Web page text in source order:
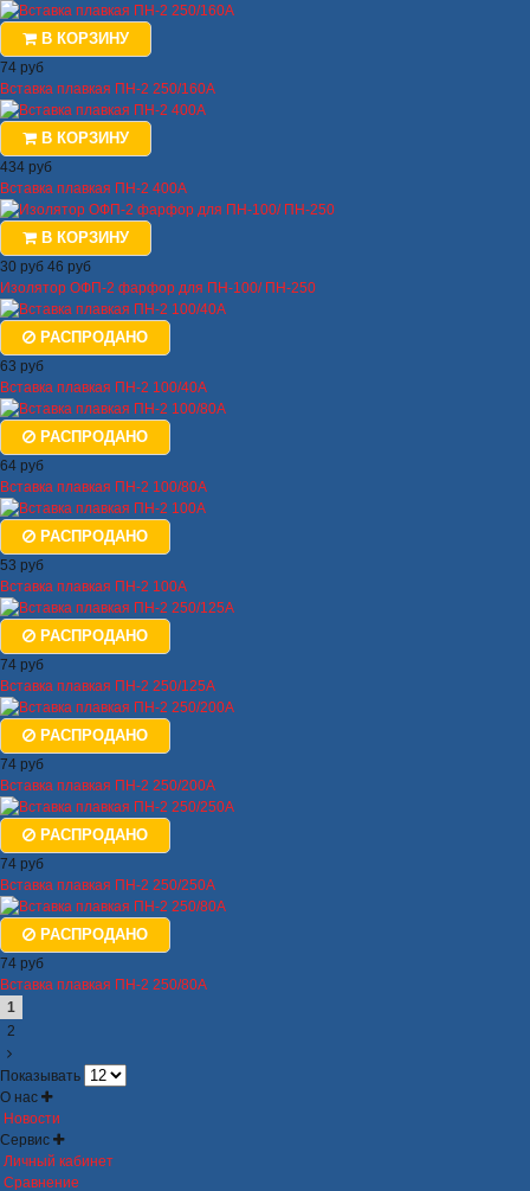
В КОРЗИНУ
74 руб
Вставка плавкая ПН-2 250/160А
В КОРЗИНУ
434 руб
Вставка плавкая ПН-2 400А
В КОРЗИНУ
30 руб 46 руб
Изолятор ОФП-2 фарфор для ПН-100/ ПН-250
РАСПРОДАНО
63 руб
Вставка плавкая ПН-2 100/40А
РАСПРОДАНО
64 руб
Вставка плавкая ПН-2 100/80А
РАСПРОДАНО
53 руб
Вставка плавкая ПН-2 100А
РАСПРОДАНО
74 руб
Вставка плавкая ПН-2 250/125А
РАСПРОДАНО
74 руб
Вставка плавкая ПН-2 250/200А
РАСПРОДАНО
74 руб
Вставка плавкая ПН-2 250/250А
РАСПРОДАНО
74 руб
Вставка плавкая ПН-2 250/80А
1
2
Показывать
О нас
Новости
Сервис
Личный кабинет
Сравнение